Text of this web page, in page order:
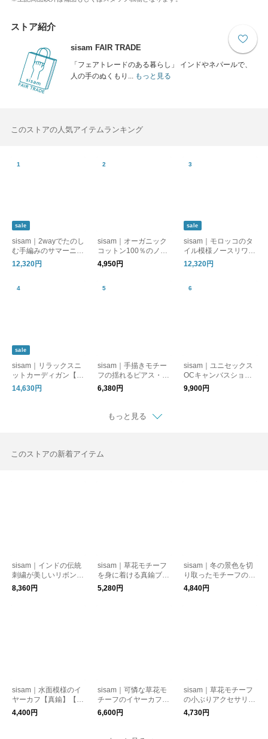
ストア紹介
sisam FAIR TRADE
「フェアトレードのある暮らし」 インドやネパールで、
人の手のぬくもり...もっと見る
このストアの人気アイテムランキング
sale
sisam｜2wayでたのし
む手編みのサマーニッ
ト【半袖】【透かし編
み】【天然素材】/2w
バー
12,320円
sisam｜オーガニック
コットン100％のノー
スリーブトップ【イン
ナー使い】【タンクト
ブトップ
4,950円
sale
sisam｜モロッコのタ
イル模様ノースリワン
ピース【ノースリー
ブ】【涼しいロング
ットン】/ OCタイルノ
12,320円
sale
sisam｜リラックスニ
ットカーディガン【手
編み】【羽織り】【ウ
ール】
14,630円
sisam｜手描きモチー
フの揺れるピアス・イ
ヤリング【手仕事】
【真鍮】 / テガキリン
グイヤリング
6,380円
sisam｜ユニセックス
OCキャンバスショル
ダーバッグ【ギフトお
すすめ】【オーガニッ
9,900円
もっと見る
このストアの新着アイテム
sisam｜インドの伝統
刺繍が美しいリボンサ
ック【オーガニックコ
ットン】【巾着】【ギ
8,360円
sisam｜草花モチーフ
を身に着ける真鍮ブロ
ーチ【ギフトおすす
め】【ピンバッジ】
5,280円
sisam｜冬の景色を切
り取ったモチーフの真
鍮ブローチ【ギフトお
すすめ】【アクセサリ
4,840円
sisam｜水面模様のイ
ヤーカフ【真鍮】【ア
クセサリー】【指輪】
/ ユラギリングイヤー
4,400円
sisam｜可憐な草花モ
チーフのイヤーカフ
【真鍮】【手仕事】
【指輪】 / ペイズリー
6,600円
sisam｜草花モチーフ
の小ぶりアクセサリー
【真鍮】【手仕事】
【耳飾り】 / ペイズリ
4,730円